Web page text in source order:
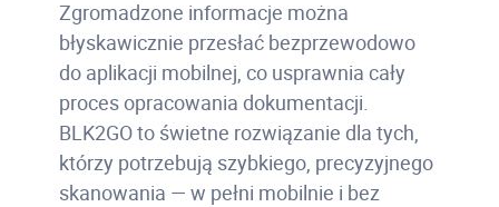
Zgromadzone informacje można
błyskawicznie przesłać bezprzewodowo
do aplikacji mobilnej, co usprawnia cały
proces opracowania dokumentacji.
BLK2GO to świetne rozwiązanie dla tych,
którzy potrzebują szybkiego, precyzyjnego
skanowania — w pełni mobilnie i bez